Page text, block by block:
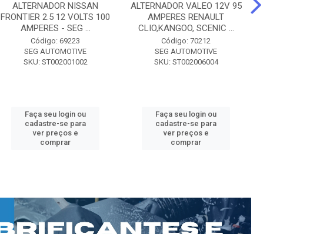
ALTERNADOR NISSAN
FRONTIER 2.5 12 VOLTS 100
AMPERES - SEG ...
Código: 69223
SEG AUTOMOTIVE
SKU: ST002001002
Faça seu login ou
cadastre-se para
ver preços e
comprar
ALTERNADOR VALEO 12V 95
AMPERES RENAULT
CLIO,KANGOO, SCENIC ...
Código: 70212
SEG AUTOMOTIVE
SKU: ST002006004
Faça seu login ou
cadastre-se para
ver preços e
comprar